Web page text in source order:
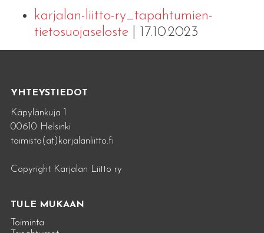
karjalan-liitto-ry_tapahtumien-
tietosuojaseloste| 17.10.2023
YHTEYSTIEDOT
Käpylänkuja 1
00610 Helsinki
toimisto(at)karjalanliitto.fi
Copyright Karjalan Liitto ry
TULE MUKAAN
Toiminta